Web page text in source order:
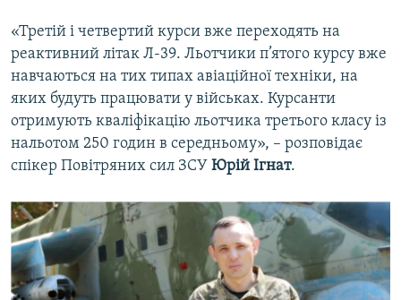
«Третій і четвертий курси вже переходять на
реактивний літак Л-39. Льотчики п’ятого курсу вже
навчаються на тих типах авіаційної техніки, на
яких будуть працювати у військах. Курсанти
отримують кваліфікацію льотчика третього класу із
нальотом 250 годин в середньому», – розповідає
спікер Повітряних сил ЗСУ Юрій Ігнат.